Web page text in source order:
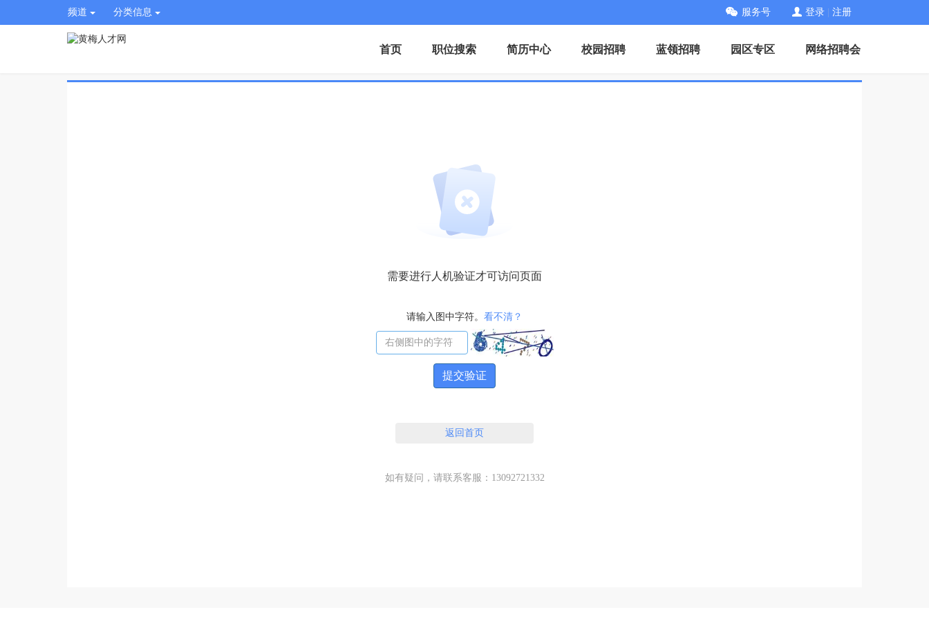
频道 分类信息 服务号 登录 注册
首页 职位搜索 简历中心 校园招聘 蓝领招聘 园区专区 网络招聘会
需要进行人机验证才可访问页面
请输入图中字符。 看不清？
提交验证
返回首页
如有疑问，请联系客服：13092721332